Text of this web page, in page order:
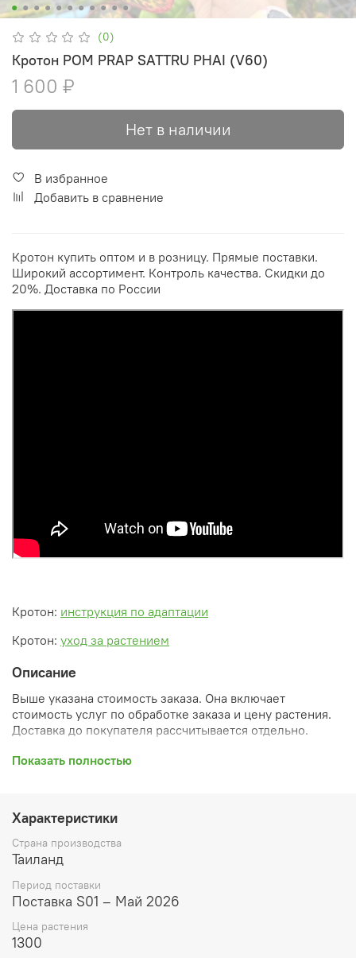
(0)
Кротон POM PRAP SATTRU PHAI (V60)
1 600 ₽
Нет в наличии
В избранное
Добавить в сравнение
Кротон купить оптом и в розницу. Прямые поставки.
Широкий ассортимент. Контроль качества. Скидки до
20%. Доставка по России
Кротон: инструкция по адаптации
Кротон: уход за растением
Описание
Выше указана стоимость заказа. Она включает
стоимость услуг по обработке заказа и цену растения.
Доставка до покупателя рассчитывается отдельно.
После оформления заказа вы получите его
скидки, уточнен способ доставки, сделано
бронирование и т.д.). Затем вам будут высланы
согласованные счета со ссылками на оплату услуг и
растений. При этом предварительный заказ теряет силу.
Внимание: фото в каталоге демонстрирует сорт, а не
размере, указанном в карточке товара ниже.
Показать полностью
Характеристики
Страна производства
Таиланд
Период поставки
Поставка S01 – Май 2026
Цена растения
1300